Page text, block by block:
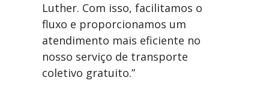
Luther. Com isso, facilitamos o
fluxo e proporcionamos um
atendimento mais eficiente no
nosso serviço de transporte
coletivo gratuito.”